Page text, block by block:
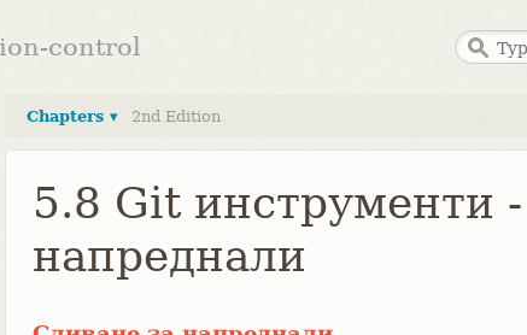
control
Chapters ▾ 2nd Edition
5.8 Git инструменти
напреднали